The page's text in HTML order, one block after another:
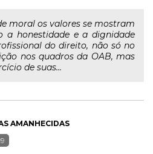
moral os valores se mostram
a honestidade e a dignidade
do direito, não só no
nos quadros da OAB, mas
de suas...
AMANHECIDAS